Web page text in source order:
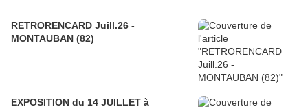
RETRORENCARD Juill.26 -
MONTAUBAN (82)
EXPOSITION du 14 JUILLET à